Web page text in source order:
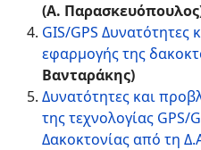
(Α.
GIS/GPS Δυνατότητες
εφαρμογής της
Βανταράκης)
Δυνατότητες και
της τεχνολογίας
Δακοκτονίας από τη